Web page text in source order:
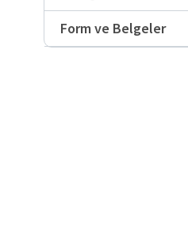
Form ve Belgeler